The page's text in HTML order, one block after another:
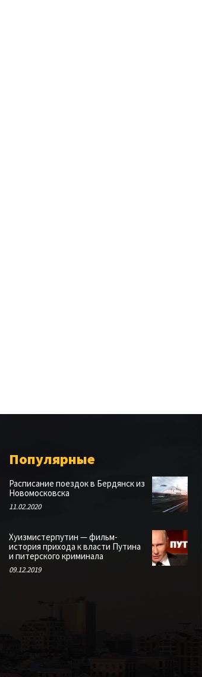
Популярные
Расписание поездок в Бердянск из
Новомосковска
11.02.2020
Хуизмистерпутин — фильм-
история прихода к власти Путина
и питерского криминала
09.12.2019